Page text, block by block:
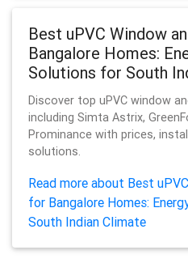
Best uPVC Window
Bangalore Homes:
Solutions for South
Discover top uPVC window
including Simta Astrix,
Prominance with prices,
solutions.
Read more about Best
for Bangalore Homes:
South Indian Climate